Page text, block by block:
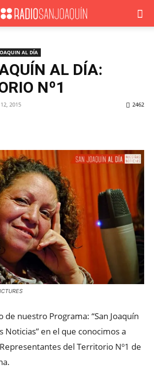
AL DÍA
AL DÍA:
Nº1
2015 2462
de nuestro Programa: “San Joaquín
Noticias” en el que conocimos a
del Territorio Nº1 de